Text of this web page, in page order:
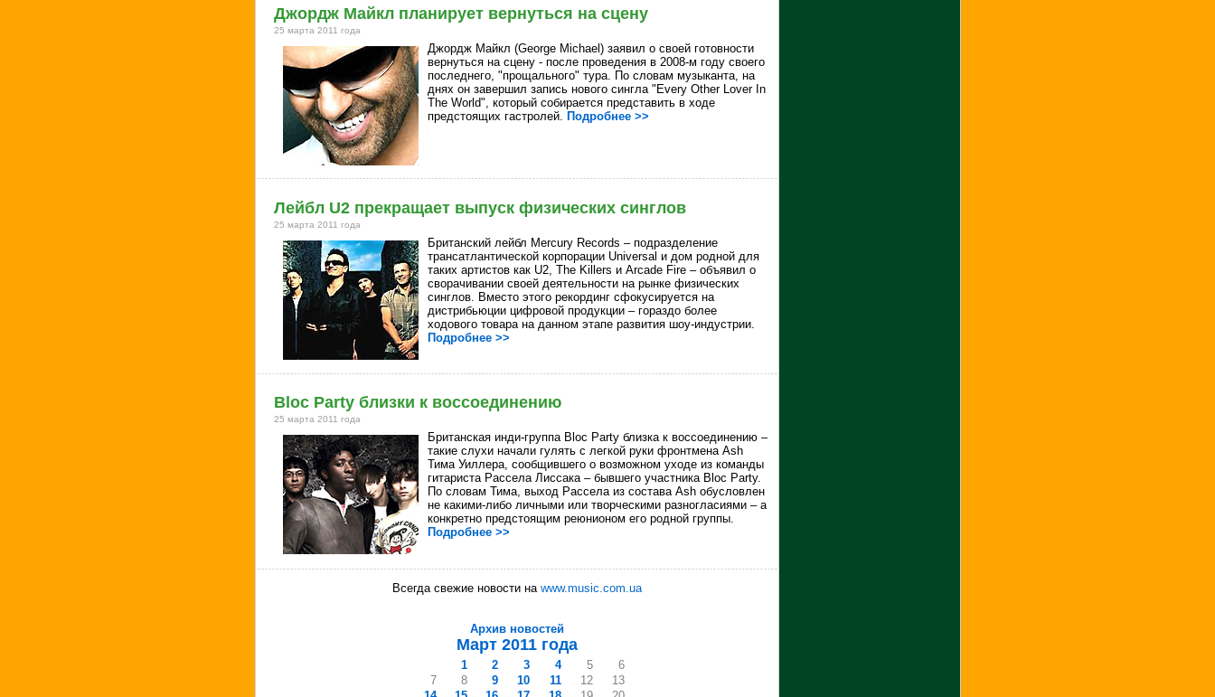
Джордж Майкл планирует вернуться на сцену
25 марта 2011 года
Джордж Майкл (George Michael) заявил о своей готовности
вернуться на сцену - после проведения в 2008-м году своего
последнего, "прощального" тура. По словам музыканта, на
днях он завершил запись нового сингла "Every Other Lover In
The World", который собирается представить в ходе
предстоящих гастролей. Подробнее >>
Лейбл U2 прекращает выпуск физических синглов
25 марта 2011 года
Британский лейбл Mercury Records – подразделение
трансатлантической корпорации Universal и дом родной для
таких артистов как U2, The Killers и Arcade Fire – объявил о
сворачивании своей деятельности на рынке физических
синглов. Вместо этого рекординг сфокусируется на
дистрибьюции цифровой продукции – гораздо более
ходового товара на данном этапе развития шоу-индустрии.
Подробнее >>
Bloc Party близки к воссоединению
25 марта 2011 года
Британская инди-группа Bloc Party близка к воссоединению –
такие слухи начали гулять с легкой руки фронтмена Ash
Тима Уиллера, сообщившего о возможном уходе из команды
гитариста Рассела Лиссака – бывшего участника Bloc Party.
По словам Тима, выход Рассела из состава Ash обусловлен
не какими-либо личными или творческими разногласиями – а
конкретно предстоящим реюнионом его родной группы.
Подробнее >>
Всегда свежие новости на www.music.com.ua
Архив новостей
Март 2011 года
1 2 3 4 5
6
7
8 9 10 11 12
13